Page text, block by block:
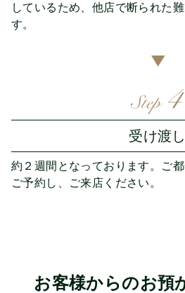
しているため、他店で断られた
す。
▶︎
受け渡し
約２週間となっております。ご
ご予約し、ご来店ください。
お客様からのお預